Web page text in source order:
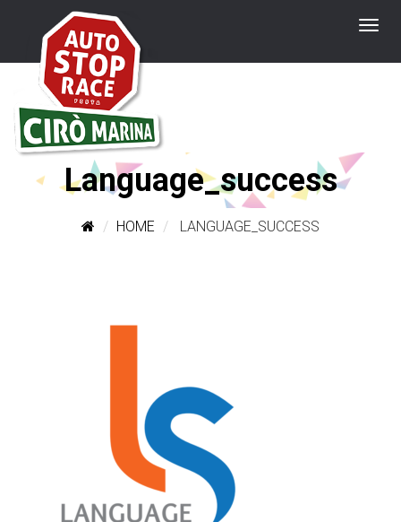
Language_success
HOME LANGUAGE_SUCCESS